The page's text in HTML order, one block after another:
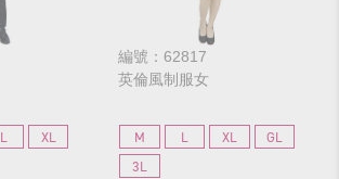
L
XL
編號：62817
英倫風制服女
M L XL
GL
3L